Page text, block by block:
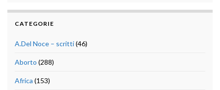
CATEGORIE
A.Del Noce – scritti(46)
Aborto (288)
Africa (153)